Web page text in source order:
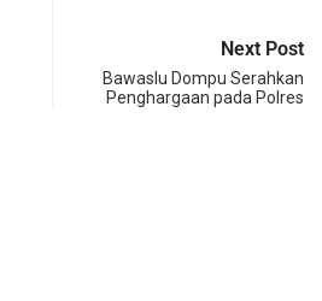
Next Post
Bawaslu Dompu Serahkan
Penghargaan pada Polres